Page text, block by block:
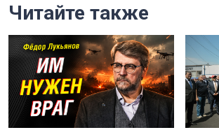
Читайте также